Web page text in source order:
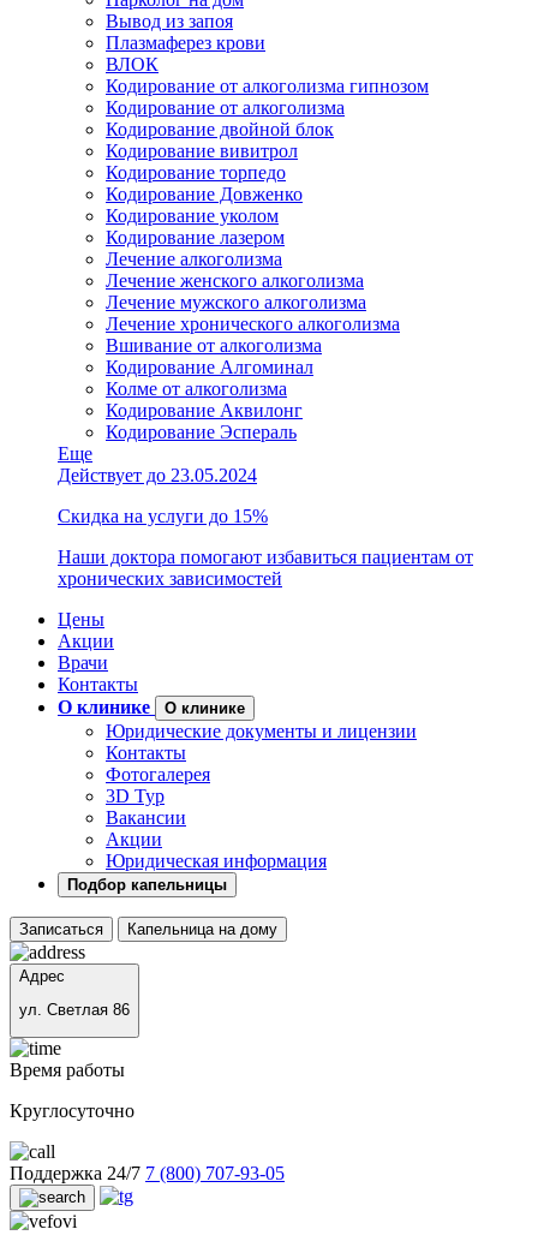
Вывод из запоя
Плазмаферез крови
ВЛОК
Кодирование от алкоголизма гипнозом
Кодирование от алкоголизма
Кодирование двойной блок
Кодирование вивитрол
Кодирование торпедо
Кодирование Довженко
Кодирование уколом
Кодирование лазером
Лечение алкоголизма
Лечение женского алкоголизма
Лечение мужского алкоголизма
Лечение хронического алкоголизма
Вшивание от алкоголизма
Кодирование Алгоминал
Колме от алкоголизма
Кодирование Аквилонг
Кодирование Эспераль
Еще
Действует до 23.05.2024
Скидка на услуги до 15%
Наши доктора помогают избавиться пациентам от
хронических зависимостей
Цены
Акции
Врачи
Контакты
О клинике
О клинике
Юридические документы и лицензии
Контакты
Фотогалерея
3D Тур
Вакансии
Акции
Юридическая информация
Подбор капельницы
Записаться Капельница на дому
Адрес
ул. Светлая 86
Время работы
Круглосуточно
Поддержка 24/7 7 (800) 707-93-05